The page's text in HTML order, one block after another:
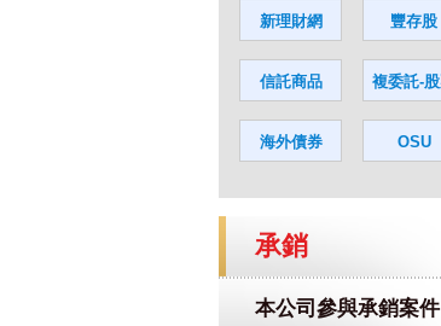
承銷
本公司參與承銷案件